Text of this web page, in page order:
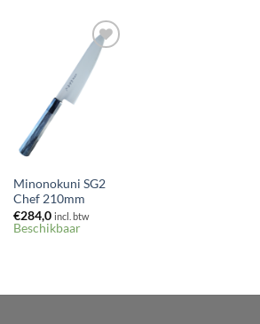
Toevoegen
aan
verlanglijst
Minonokuni SG2
Chef 210mm
€284,0 incl. btw
Beschikbaar